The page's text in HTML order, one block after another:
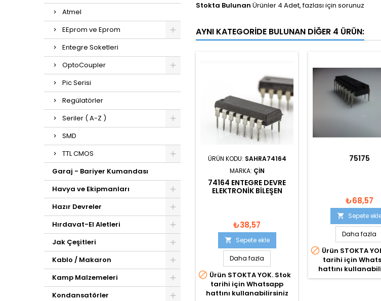
Atmel
EEprom ve Eprom
Entegre Soketleri
OptoCoupler
Pic Serisi
Regülatörler
Seriler ( A-Z )
SMD
TTL CMOS
Garaj - Bariyer Kumandası
Havya ve Ekipmanları
Hazır Devreler
Hırdavat-El Aletleri
Jak Çeşitleri
Kablo / Makaron
Kamp Malzemeleri
Kondansatörler
Stokta Bulunan Ürünler 4 Adet, fazlası için sorunuz
AYNI KATEGORIDE BULUNAN DIĞER 4 ÜRÜN:
ÜRÜN KODU: SAHRA74164
MARKA: ÇIN
74164 ENTEGRE DEVRE
ELEKTRONIK BILEŞEN
₺38,57
 Sepete ekle
Daha fazla
 Ürün STOKTA YOK. Stok
tarihi için Whatsapp
hattını kullanabilirsiniz
75175
₺68,57
 Sepete
Daha fazla
 Ürün STOKTA
tarihi için
hattını